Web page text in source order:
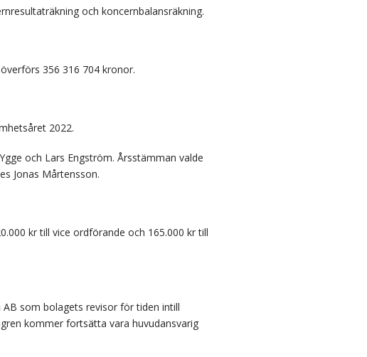
och koncernbalansräkning.
356 316 704 kronor.
2022.
och Lars Engström. Årsstämman valde
Jonas Mårtensson.
kr till vice ordförande och 165.000 kr till
som bolagets revisor för tiden intill
kommer fortsätta vara huvudansvarig